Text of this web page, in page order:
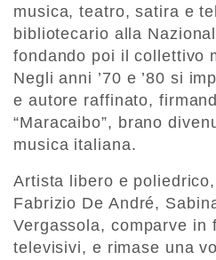
musica, teatro, satira e
bibliotecario alla
fondando poi il collettivo
Negli anni ’70 e ’80 si
e autore raffinato,
“Maracaibo”, brano
musica italiana.
Artista libero e
Fabrizio De André,
Vergassola, comparve in
televisivi, e rimase una